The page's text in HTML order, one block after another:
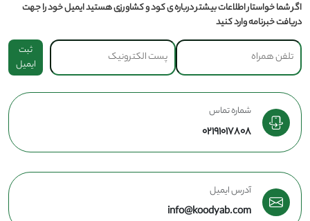
اگر شما خواستار اطلاعات بیشتر درباره ی کود و کشاورزی هستید ایمیل خود را جهت
دریافت خبرنامه وارد کنید
ثبت
ایمیل
شماره تماس
02191017808
آدرس ایمیل
info@koodyab.com